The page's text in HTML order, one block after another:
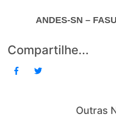
ANDES-SN –
Compartilhe...
Outras